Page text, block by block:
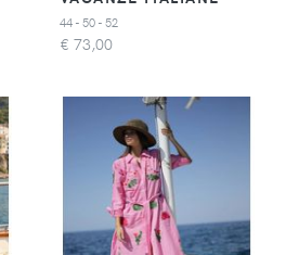
44 - 50 - 52
€ 73,00